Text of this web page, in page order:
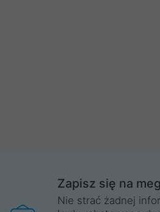
Zapisz się na
Nie strać żadnej